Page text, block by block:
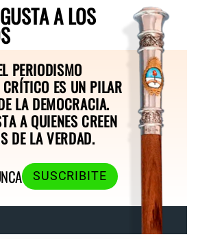
A LOS
PERIODISMO
ES UN PILAR
LA DEMOCRACIA.
A QUIENES CREEN
DE LA VERDAD.
SUSCRIBITE